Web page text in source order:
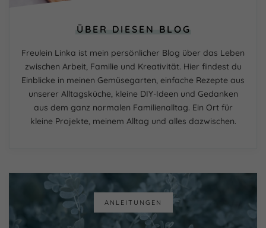
ÜBER DIESEN BLOG
Freulein Linka ist mein persönlicher Blog über das Leben
zwischen Arbeit, Familie und Kreativität. Hier findest du
Einblicke in meinen Gemüsegarten, einfache Rezepte aus
unserer Alltagsküche, kleine DIY-Ideen und Gedanken
aus dem ganz normalen Familienalltag. Ein Ort für
kleine Projekte, meinem Alltag und alles dazwischen.
ANLEITUNGEN